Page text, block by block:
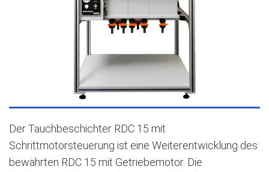
Der Tauchbeschichter RDC 15 mit
Schrittmotorsteuerung ist eine Weiterentwicklung des
bewährten RDC 15 mit Getriebemotor. Die